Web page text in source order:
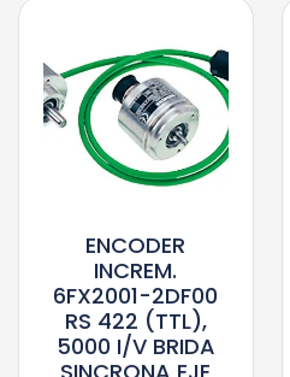
ENCODER
INCREM.
6FX2001-2DF00
RS 422 (TTL),
5000 I/V BRIDA